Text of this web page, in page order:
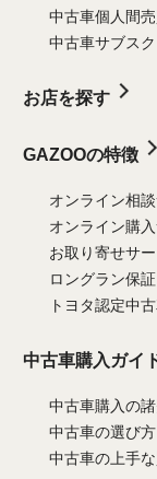
中古車個人間
中古車サブスク
お店を探す
GAZOOの特徴
オンライン相
オンライン購
お取り寄せサ
ロングラン保証
トヨタ認定中古
中古車購入ガイ
中古車購入の
中古車の選び
中古車の上手